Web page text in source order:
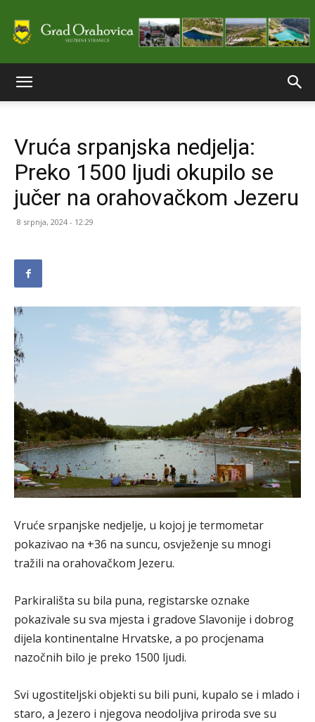
stranice
Grada
Vruća srpanjska nedjelja:
Preko 1500 ljudi okupilo se
jučer na orahovačkom Jezeru
8 srpnja, 2024 - 12:29
Vruće srpanjske nedjelje, u kojoj je termometar
pokazivao na +36 na suncu, osvježenje su mnogi
tražili na orahovačkom Jezeru.
Parkirališta su bila puna, registarske oznake
pokazivale su sva mjesta i gradove Slavonije i dobrog
dijela kontinentalne Hrvatske, a po procjenama
nazočnih bilo je preko 1500 ljudi.
Svi ugostiteljski objekti su bili puni, kupalo se i mlado i
staro, a Jezero i njegova neodoljiva priroda sve su